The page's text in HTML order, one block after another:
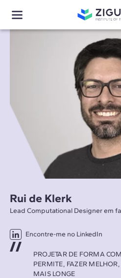
Rui de Klerk
Lead Computational Designer em
Encontre-me no LinkedIn
PROJETAR DE FORMA
PERMITE, FAZER
MAIS LONGE